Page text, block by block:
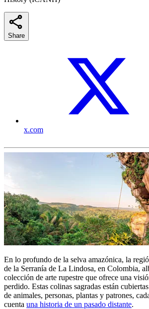
Share
x.com
En lo profundo de la selva amazónica, la
de la Serranía de La Lindosa, en Colombia,
colección de arte rupestre que ofrece una
perdido. Estas colinas sagradas están
de animales, personas, plantas y patrones,
cuenta una historia de un pasado distante.